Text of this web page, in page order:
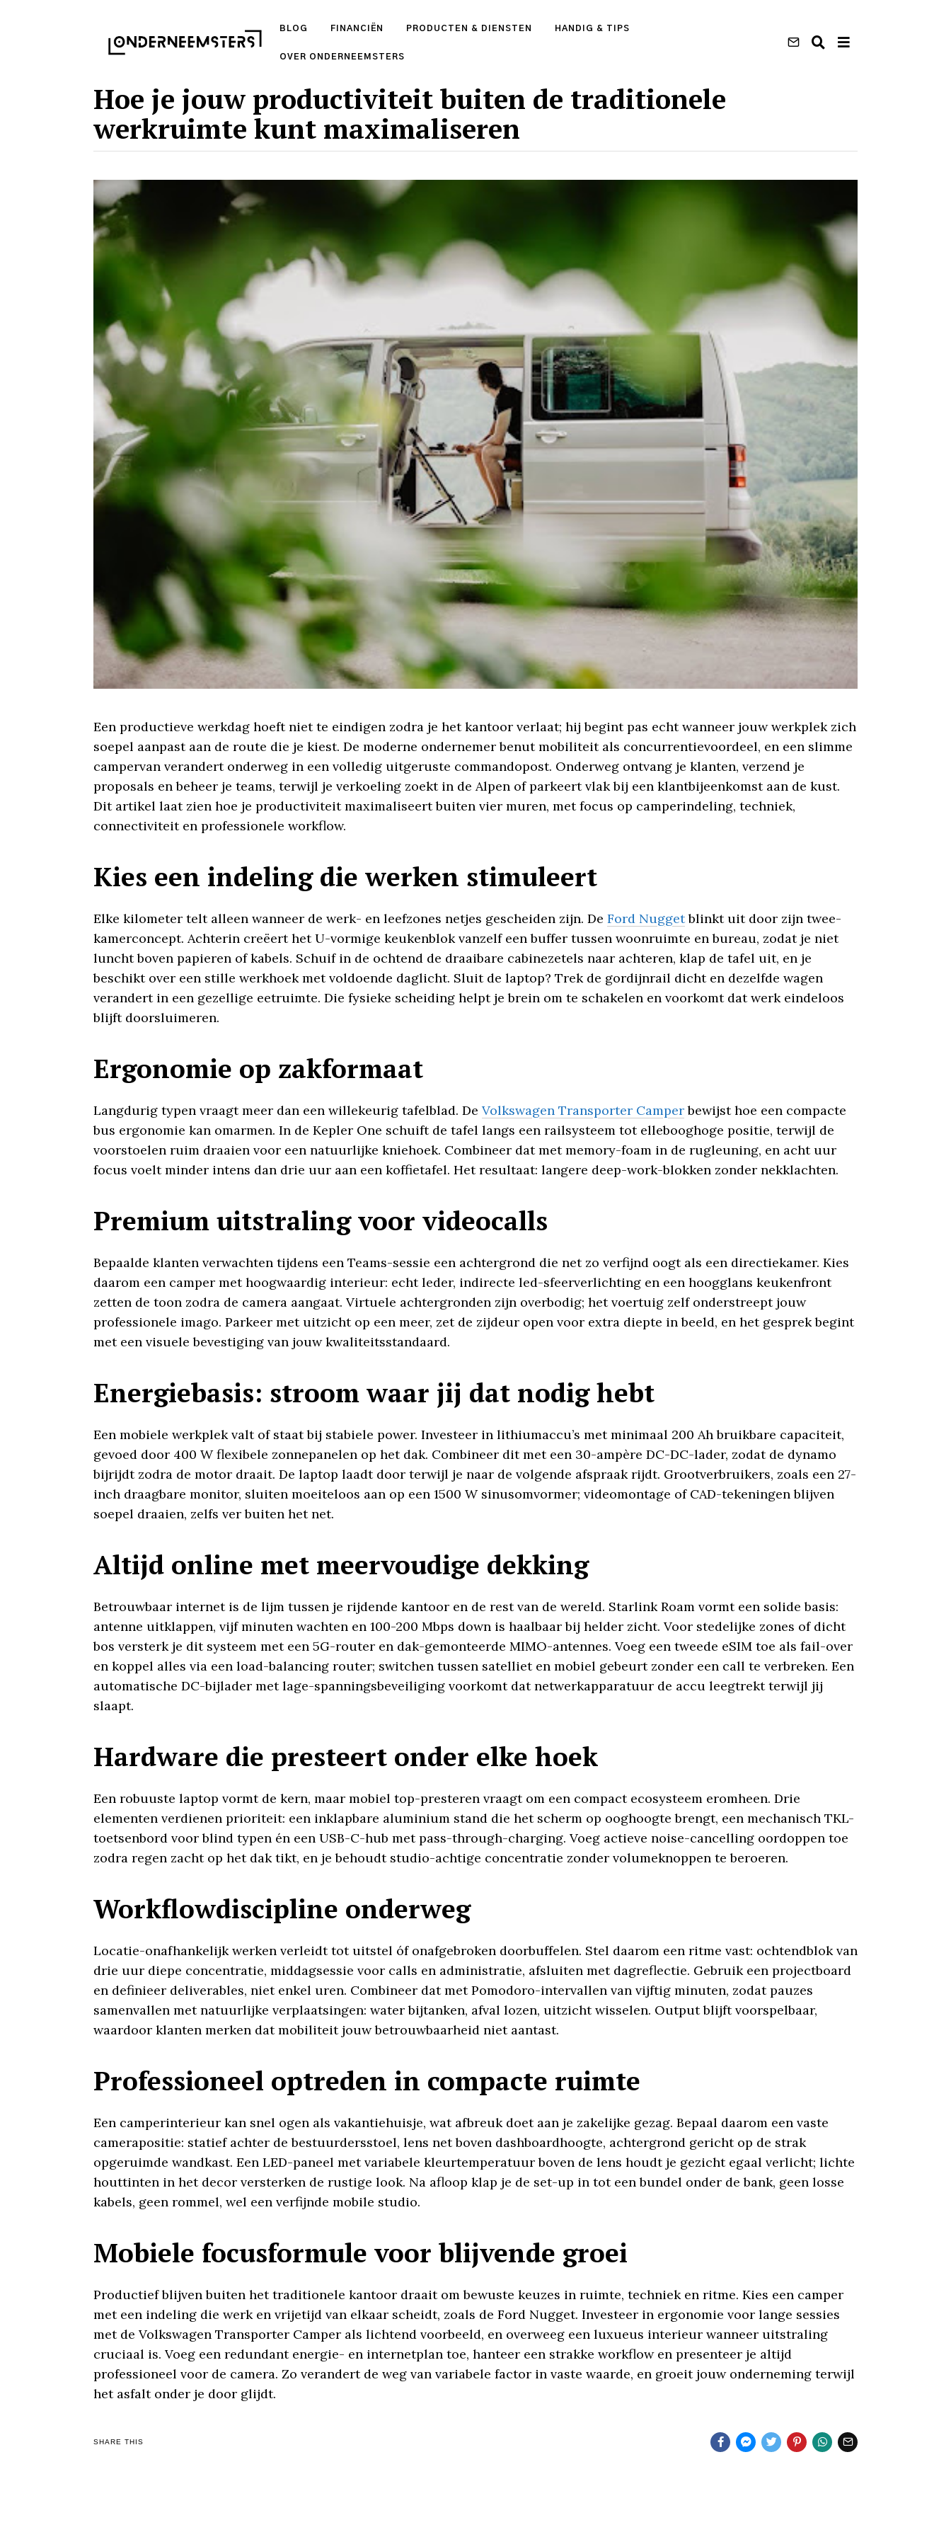
BLOG FINANCIËN PRODUCTEN & DIENSTEN HANDIG & TIPS
OVER ONDERNEEMSTERS
Hoe je jouw productiviteit buiten de traditionele
werkruimte kunt maximaliseren
Een productieve werkdag hoeft niet te eindigen zodra je het kantoor verlaat; hij begint pas echt wanneer jouw werkplek zich
soepel aanpast aan de route die je kiest. De moderne ondernemer benut mobiliteit als concurrentievoordeel, en een slimme
campervan verandert onderweg in een volledig uitgeruste commandopost. Onderweg ontvang je klanten, verzend je
proposals en beheer je teams, terwijl je verkoeling zoekt in de Alpen of parkeert vlak bij een klantbijeenkomst aan de kust.
Dit artikel laat zien hoe je productiviteit maximaliseert buiten vier muren, met focus op camperindeling, techniek,
connectiviteit en professionele workflow.
Kies een indeling die werken stimuleert
Elke kilometer telt alleen wanneer de werk- en leefzones netjes gescheiden zijn. De Ford Nuggetblinkt uit door zijn twee-
kamerconcept. Achterin creëert het U-vormige keukenblok vanzelf een buffer tussen woonruimte en bureau, zodat je niet
luncht boven papieren of kabels. Schuif in de ochtend de draaibare cabinezetels naar achteren, klap de tafel uit, en je
beschikt over een stille werkhoek met voldoende daglicht. Sluit de laptop? Trek de gordijnrail dicht en dezelfde wagen
verandert in een gezellige eetruimte. Die fysieke scheiding helpt je brein om te schakelen en voorkomt dat werk eindeloos
blijft doorsluimeren.
Ergonomie op zakformaat
Langdurig typen vraagt meer dan een willekeurig tafelblad. De Volkswagen Transporter Camperbewijst hoe een compacte
bus ergonomie kan omarmen. In de Kepler One schuift de tafel langs een railsysteem tot ellebooghoge positie, terwijl de
voorstoelen ruim draaien voor een natuurlijke kniehoek. Combineer dat met memory-foam in de rugleuning, en acht uur
focus voelt minder intens dan drie uur aan een koffietafel. Het resultaat: langere deep-work-blokken zonder nekklachten.
Premium uitstraling voor videocalls
Bepaalde klanten verwachten tijdens een Teams-sessie een achtergrond die net zo verfijnd oogt als een directiekamer. Kies
daarom een camper met hoogwaardig interieur: echt leder, indirecte led-sfeerverlichting en een hoogglans keukenfront
zetten de toon zodra de camera aangaat. Virtuele achtergronden zijn overbodig; het voertuig zelf onderstreept jouw
professionele imago. Parkeer met uitzicht op een meer, zet de zijdeur open voor extra diepte in beeld, en het gesprek begint
met een visuele bevestiging van jouw kwaliteitsstandaard.
Energiebasis: stroom waar jij dat nodig hebt
Een mobiele werkplek valt of staat bij stabiele power. Investeer in lithiumaccu’s met minimaal 200 Ah bruikbare capaciteit,
gevoed door 400 W flexibele zonnepanelen op het dak. Combineer dit met een 30-ampère DC-DC-lader, zodat de dynamo
bijrijdt zodra de motor draait. De laptop laadt door terwijl je naar de volgende afspraak rijdt. Grootverbruikers, zoals een 27-
inch draagbare monitor, sluiten moeiteloos aan op een 1500 W sinusomvormer; videomontage of CAD-tekeningen blijven
soepel draaien, zelfs ver buiten het net.
Altijd online met meervoudige dekking
Betrouwbaar internet is de lijm tussen je rijdende kantoor en de rest van de wereld. Starlink Roam vormt een solide basis:
antenne uitklappen, vijf minuten wachten en 100-200 Mbps down is haalbaar bij helder zicht. Voor stedelijke zones of dicht
bos versterk je dit systeem met een 5G-router en dak-gemonteerde MIMO-antennes. Voeg een tweede eSIM toe als fail-over
en koppel alles via een load-balancing router; switchen tussen satelliet en mobiel gebeurt zonder een call te verbreken. Een
automatische DC-bijlader met lage-spanningsbeveiliging voorkomt dat netwerkapparatuur de accu leegtrekt terwijl jij
slaapt.
Hardware die presteert onder elke hoek
Een robuuste laptop vormt de kern, maar mobiel top-presteren vraagt om een compact ecosysteem eromheen. Drie
elementen verdienen prioriteit: een inklapbare aluminium stand die het scherm op ooghoogte brengt, een mechanisch TKL-
toetsenbord voor blind typen én een USB-C-hub met pass-through-charging. Voeg actieve noise-cancelling oordoppen toe
zodra regen zacht op het dak tikt, en je behoudt studio-achtige concentratie zonder volumeknoppen te beroeren.
Workflowdiscipline onderweg
Locatie-onafhankelijk werken verleidt tot uitstel óf onafgebroken doorbuffelen. Stel daarom een ritme vast: ochtendblok van
drie uur diepe concentratie, middagsessie voor calls en administratie, afsluiten met dagreflectie. Gebruik een projectboard
en definieer deliverables, niet enkel uren. Combineer dat met Pomodoro-intervallen van vijftig minuten, zodat pauzes
samenvallen met natuurlijke verplaatsingen: water bijtanken, afval lozen, uitzicht wisselen. Output blijft voorspelbaar,
waardoor klanten merken dat mobiliteit jouw betrouwbaarheid niet aantast.
Professioneel optreden in compacte ruimte
Een camperinterieur kan snel ogen als vakantiehuisje, wat afbreuk doet aan je zakelijke gezag. Bepaal daarom een vaste
camerapositie: statief achter de bestuurdersstoel, lens net boven dashboardhoogte, achtergrond gericht op de strak
opgeruimde wandkast. Een LED-paneel met variabele kleurtemperatuur boven de lens houdt je gezicht egaal verlicht; lichte
houttinten in het decor versterken de rustige look. Na afloop klap je de set-up in tot een bundel onder de bank, geen losse
kabels, geen rommel, wel een verfijnde mobile studio.
Mobiele focusformule voor blijvende groei
Productief blijven buiten het traditionele kantoor draait om bewuste keuzes in ruimte, techniek en ritme. Kies een camper
met een indeling die werk en vrijetijd van elkaar scheidt, zoals de Ford Nugget. Investeer in ergonomie voor lange sessies
met de Volkswagen Transporter Camper als lichtend voorbeeld, en overweeg een luxueus interieur wanneer uitstraling
cruciaal is. Voeg een redundant energie- en internetplan toe, hanteer een strakke workflow en presenteer je altijd
professioneel voor de camera. Zo verandert de weg van variabele factor in vaste waarde, en groeit jouw onderneming terwijl
het asfalt onder je door glijdt.
SHARE THIS